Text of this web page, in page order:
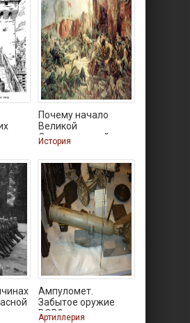
Почему начало
Великой
Отечественной
История
Ампуломет.
Забытое оружие
ВОВ?
Артиллерия